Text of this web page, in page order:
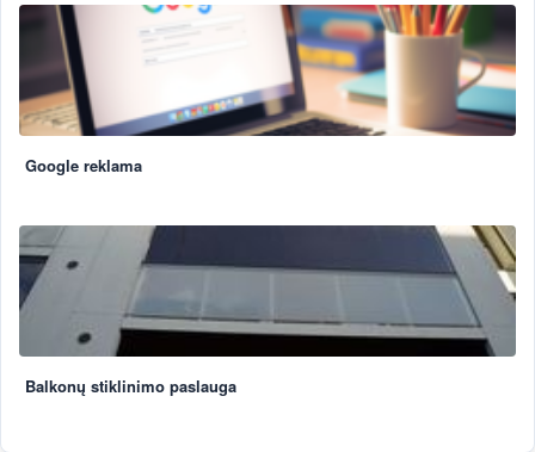
Google reklama
Balkonų stiklinimo paslauga